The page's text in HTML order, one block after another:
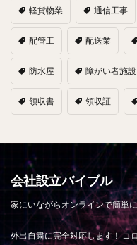
軽貨物業 通信工事
配管工 配送業
防水屋 障がい者施設
領収書 領収証
会社設立バイブル
家にいながらオンラインで簡単
外出自粛に完全対応します！ コ